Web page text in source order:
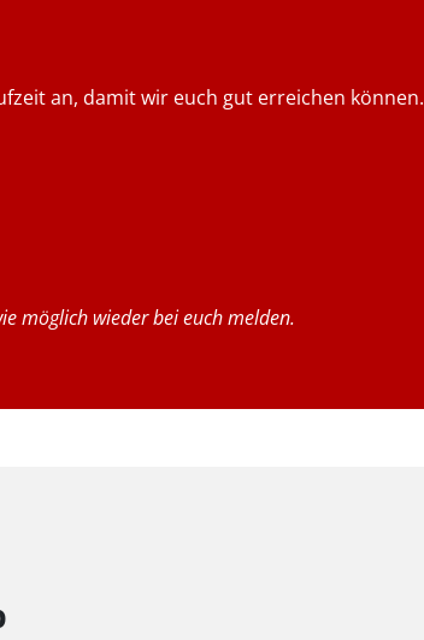
an, damit wir euch gut erreichen können.
möglich wieder bei euch melden.